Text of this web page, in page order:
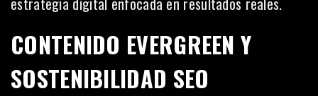
CONTENIDO EVERGREEN Y
SOSTENIBILIDAD SEO